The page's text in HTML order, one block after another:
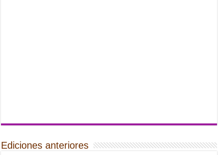
Ediciones anteriores